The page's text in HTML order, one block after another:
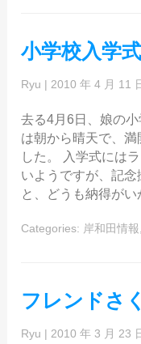
小学校入学式
Ryu | 2010 年 4 月 11
去る4月6日、娘の
は朝から晴天で、
した。 入学式には
いようですが、記
と、どうも納得が
Categories: 岸和田情報
フレンドさ
Ryu | 2010 年 3 月 23